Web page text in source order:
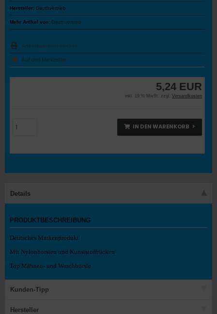
5,24 EUR
inkl. 19 % MwSt. zzgl. Versandkosten
IN DEN WARENKORB
Hersteller: Dauthvertrieb
Mehr Artikel von: Dauthvertrieb
Artikeldatenblatt drucken
Details
PRODUKTBESCHREIBUNG
Deutsches Markenprodukt
Mit Nylonborsten und Kunststoffrücken
Top Mähnen- und Waschbürste
Kunden-Tipp
Hersteller